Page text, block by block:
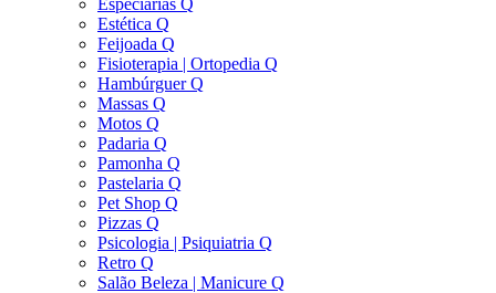
Especiarias Q
Estética Q
Feijoada Q
Fisioterapia | Ortopedia Q
Hambúrguer Q
Massas Q
Motos Q
Padaria Q
Pamonha Q
Pastelaria Q
Pet Shop Q
Pizzas Q
Psicologia | Psiquiatria Q
Retro Q
Salão Beleza | Manicure Q